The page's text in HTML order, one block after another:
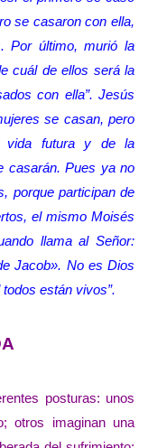
se casaron con ella,
Por último, murió la
cuál de ellos será la
con ella”. Jesús
se casan, pero
vida futura y de la
casarán. Pues ya no
porque participan de
el mismo Moisés
llama al Señor:
Jacob». No es Dios
están vivos”.
posturas: unos
otros imaginan una